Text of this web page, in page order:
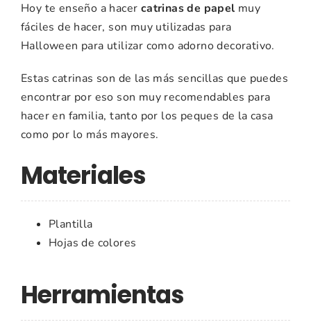
Hoy te enseño a hacer catrinas de papel muy
fáciles de hacer, son muy utilizadas para
Halloween para utilizar como adorno decorativo.
Estas catrinas son de las más sencillas que puedes
encontrar por eso son muy recomendables para
hacer en familia, tanto por los peques de la casa
como por lo más mayores.
Materiales
Plantilla
Hojas de colores
Herramientas